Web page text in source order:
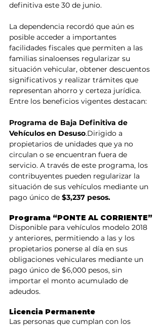
definitiva este 30 de junio.
La dependencia recordó que aún es
posible acceder a importantes
facilidades fiscales que permiten a las
familias sinaloenses regularizar su
situación vehicular, obtener descuentos
significativos y realizar trámites que
representan ahorro y certeza jurídica.
Entre los beneficios vigentes destacan:
Programa de Baja Definitiva de
Vehículos en Desuso.Dirigido a
propietarios de unidades que ya no
circulan o se encuentran fuera de
servicio. A través de este programa, los
contribuyentes pueden regularizar la
situación de sus vehículos mediante un
pago único de $3,237 pesos.
Programa “PONTE AL CORRIENTE”
Disponible para vehículos modelo 2018
y anteriores, permitiendo a las y los
propietarios ponerse al día en sus
obligaciones vehiculares mediante un
pago único de $6,000 pesos, sin
importar el monto acumulado de
adeudos.
Licencia Permanente
Las personas que cumplan con los